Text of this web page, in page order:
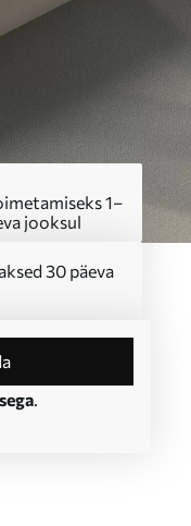
1–
jooksul
30 päeva
.